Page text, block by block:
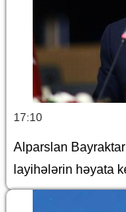
17:10
Alparslan
layihələrin həyata